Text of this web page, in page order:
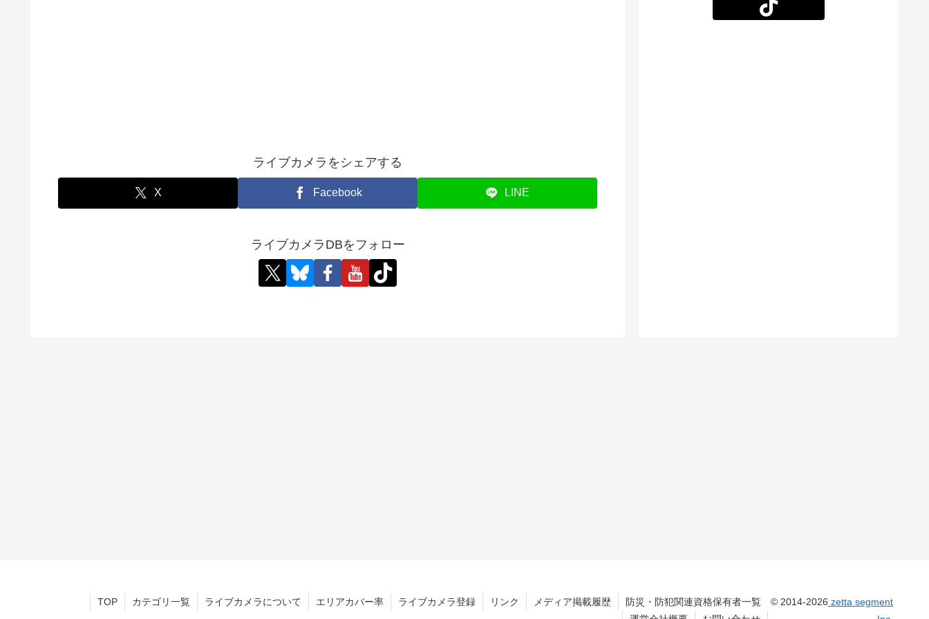
ライブカメラをシェアする
X Facebook LINE
ライブカメラDBをフォロー
TOP カテゴリ一覧 ライブカメラについて エリアカバー率 ライブカメラ登録 リンク メディア掲載履歴
防災・防犯関連資格保有者一覧
© 2014-2026 zetta segment